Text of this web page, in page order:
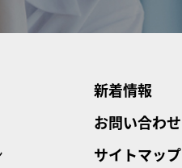
新着情報
お問い合わせ
サイトマップ